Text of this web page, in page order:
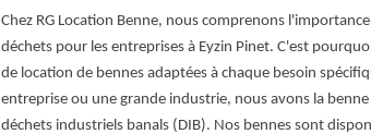
Chez RG Location Benne, nous comprenons
déchets pour les entreprises à Eyzin Pinet. C'est
de location de bennes adaptées à chaque besoin
entreprise ou une grande industrie, nous avons la
déchets industriels banals (DIB). Nos bennes sont